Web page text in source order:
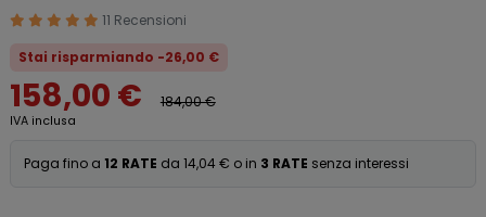
11 Recensioni
Stai risparmiando -26,00 €
158,00 € 184,00 €
IVA inclusa
Paga fino a 12 RATE da 14,04 € o in 3 RATE senza interessi